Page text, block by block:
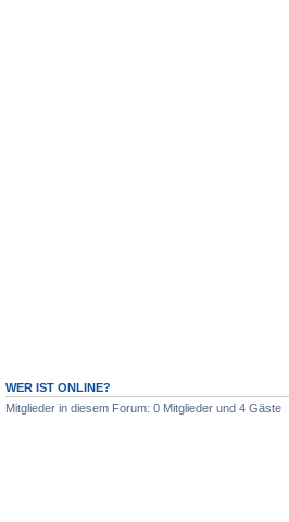
WER IST ONLINE?
Mitglieder in diesem Forum: 0 Mitglieder und 4 Gäste